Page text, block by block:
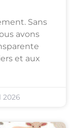
Sans
avons
et aux
2026